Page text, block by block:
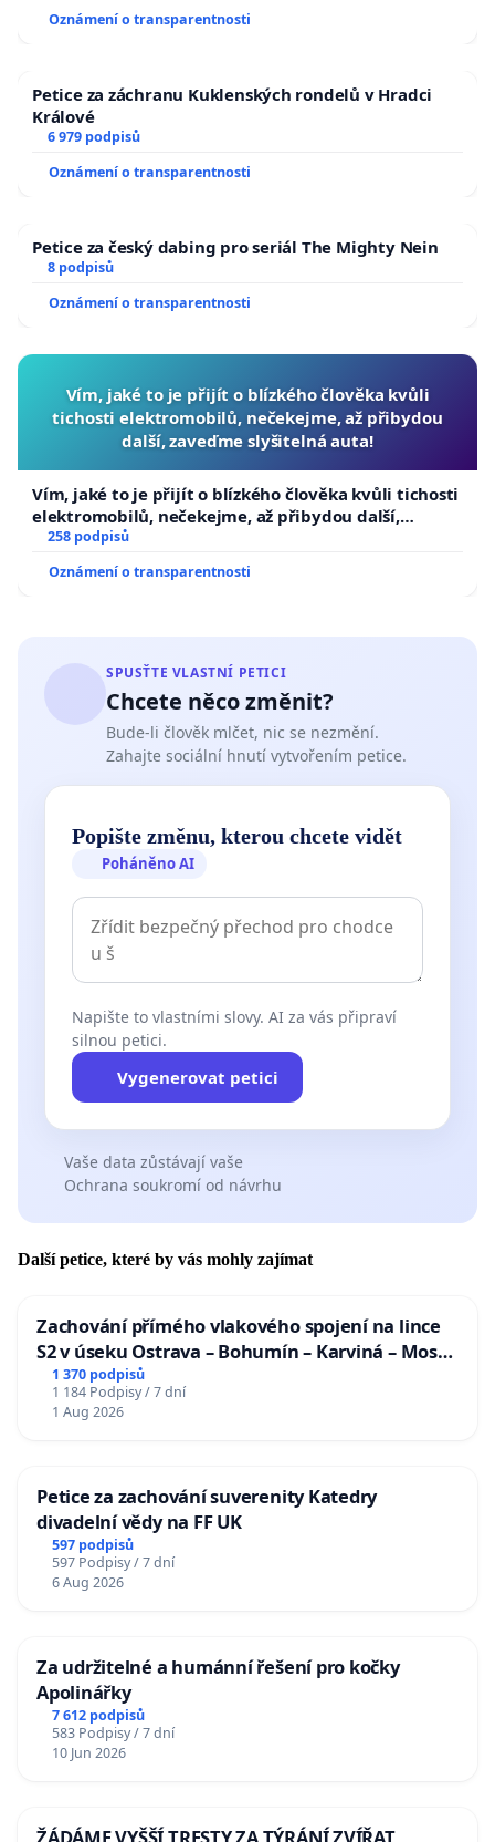
Oznámení o transparentnosti
Petice za záchranu Kuklenských rondelů v Hradci
Králové
6 979 podpisů
Oznámení o transparentnosti
Petice za český dabing pro seriál The Mighty Nein
8 podpisů
Oznámení o transparentnosti
Vím, jaké to je přijít o blízkého člověka kvůli
tichosti elektromobilů, nečekejme, až přibydou
další, zaveďme slyšitelná auta!
Vím, jaké to je přijít o blízkého člověka kvůli tichosti
elektromobilů, nečekejme, až přibydou další,
zaveďme slyšitelná auta!
258 podpisů
Oznámení o transparentnosti
SPUSŤTE VLASTNÍ PETICI
Chcete něco změnit?
Bude-li člověk mlčet, nic se nezmění.
Zahajte sociální hnutí vytvořením petice.
Popište změnu, kterou chcete vidět
Poháněno AI
Napište to vlastními slovy. AI za vás připraví
silnou petici.
Vygenerovat petici
Vaše data zůstávají vaše
Ochrana soukromí od návrhu
Další petice, které by vás mohly zajímat
Zachování přímého vlakového spojení na lince
S2 v úseku Ostrava – Bohumín – Karviná – Mosty
u Jablunkova
1 370 podpisů
1 184 Podpisy / 7 dní
1 Aug 2026
Petice za zachování suverenity Katedry
divadelní vědy na FF UK
597 podpisů
597 Podpisy / 7 dní
6 Aug 2026
Za udržitelné a humánní řešení pro kočky
Apolinářky
7 612 podpisů
583 Podpisy / 7 dní
10 Jun 2026
ŽÁDÁME VYŠŠÍ TRESTY ZA TÝRÁNÍ ZVÍŘAT